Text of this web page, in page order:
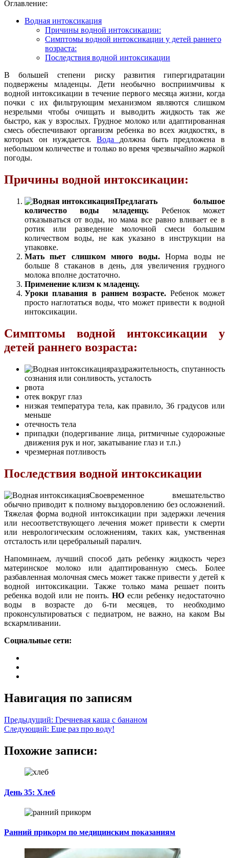
Оглавление:
Водная интоксикация
Причины водной интоксикации:
Симптомы водной интоксикации у детей раннего
возраста:
Последствия водной интоксикации
В большей степени риску развития гипергидратации
подвержены младенцы. Дети необычно восприимчивы к
водной интоксикации в течение первого месяца жизни, когда
почки с их фильтрующим механизмом являются слишком
незрелыми чтобы очищать и выводить жидкость так же
быстро, как у взрослых. Грудное молоко или адаптированная
смесь обеспечивают организм ребенка во всех жидкостях, в
которых он нуждается.Вода должна быть предложена в
небольшом количестве и только во время чрезвычайно жаркой
погоды.
Причины водной интоксикации:
Предлагать большое
количество воды младенцу.Ребенок может
отказываться от воды, но мама все равно вливает ее в
ротик или разведение молочной смеси большим
количеством воды, не как указано в инструкции на
упаковке.
Мать пьет слишком много воды.Норма воды не
больше 8 стаканов в день, для увеличения грудного
молока вполне достаточно.
Применение клизм к младенцу.
Уроки плавания в раннем возрасте. Ребенок может
просто наглотаться воды, что может привести к водной
интоксикации.
Симптомы водной интоксикации у
детей раннего возраста:
раздражительность, спутанность
сознания или сонливость, усталость
рвота
отек вокруг глаз
низкая температура тела, как правило, 36 градусов или
меньше
отечность тела
припадки (подергивание лица, ритмичные судорожные
движения рук и ног, закатывание глаз и т.п.)
чрезмерная потливость
Последствия водной интоксикации
Своевременное вмешательство
обычно приводит к полному выздоровлению без осложнений.
Тяжелая форма водной интоксикации при задержки лечения
или несоответствующего лечения может привести к смерти
или неврологическим осложнениям, таких как, умственная
отсталость или церебральный паралич.
Напоминаем, лучший способ дать ребенку жидкость через
материнское молоко или адаптированную смесь. Более
разбавленная молочная смесь может также привести у детей к
водной интоксикации. Также только мама решает поить
ребенка водой или не поить. НО если ребенку недостаточно
воды в возрасте до 6-ти месяцев, то необходимо
проконсультироваться с педиатром, не важно, на каком Вы
вскармливании.
Социальные сети:
Навигация по записям
Предыдущий: Гречневая каша с бананом
Следующий: Еще раз про воду!
Похожие записи:
День 35: Хлеб
Ранний прикорм по медицинским показаниям